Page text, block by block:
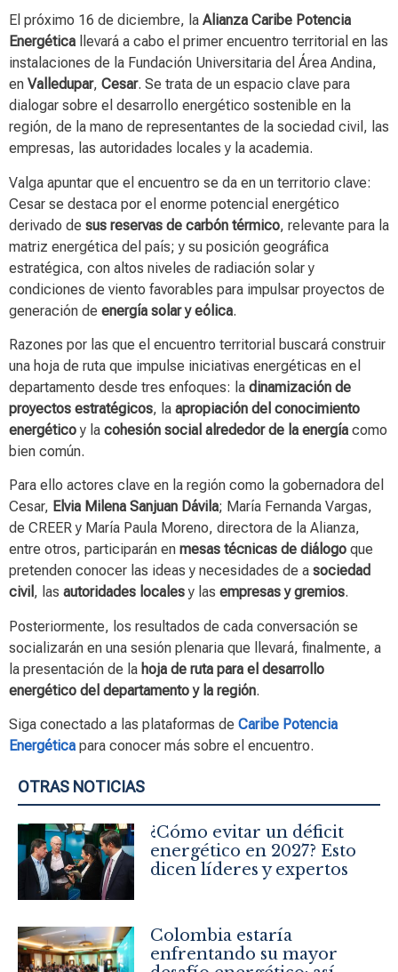
El próximo 16 de diciembre, la Alianza Caribe Potencia
Energética llevará a cabo el primer encuentro territorial en las
instalaciones de la Fundación Universitaria del Área Andina,
en Valledupar, Cesar. Se trata de un espacio clave para
dialogar sobre el desarrollo energético sostenible en la
región, de la mano de representantes de la sociedad civil, las
empresas, las autoridades locales y la academia.
Valga apuntar que el encuentro se da en un territorio clave:
Cesar se destaca por el enorme potencial energético
derivado de sus reservas de carbón térmico, relevante para la
matriz energética del país; y su posición geográfica
estratégica, con altos niveles de radiación solar y
condiciones de viento favorables para impulsar proyectos de
generación de energía solar y eólica.
Razones por las que el encuentro territorial buscará construir
una hoja de ruta que impulse iniciativas energéticas en el
departamento desde tres enfoques: la dinamización de
proyectos estratégicos, la apropiación del conocimiento
energéticoy la cohesión social alrededor de la energía como
bien común.
Para ello actores clave en la región como la gobernadora del
Cesar, Elvia Milena Sanjuan Dávila; María Fernanda Vargas,
de CREER y María Paula Moreno, directora de la Alianza,
entre otros, participarán en mesas técnicas de diálogo que
pretenden conocer las ideas y necesidades de a sociedad
civil , las autoridades localesy las empresas y gremios.
Posteriormente, los resultados de cada conversación se
socializarán en una sesión plenaria que llevará, finalmente, a
la presentación de la hoja de ruta para el desarrollo
energético del departamento y la región.
Siga conectado a las plataformas de Caribe Potencia
Energética para conocer más sobre el encuentro.
OTRAS NOTICIAS
¿Cómo evitar un déficit
energético en 2027? Esto
dicen líderes y expertos
Colombia estaría
enfrentando su mayor